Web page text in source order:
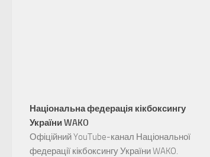
Національна федерація кікбоксингу
України WAKO
Офіційний YouTube-канал Національної
федерації кікбоксингу України WAKO.